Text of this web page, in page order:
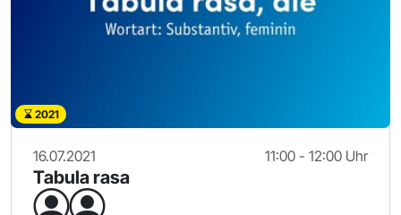
2021
16.07.2021 11:00 - 12:00 Uhr
Tabula rasa